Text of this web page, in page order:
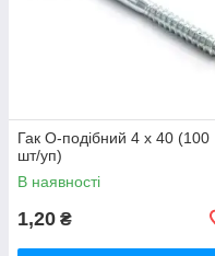
Гак О-подібний 4 х 40 (100
шт/уп)
В наявності
1,20 ₴